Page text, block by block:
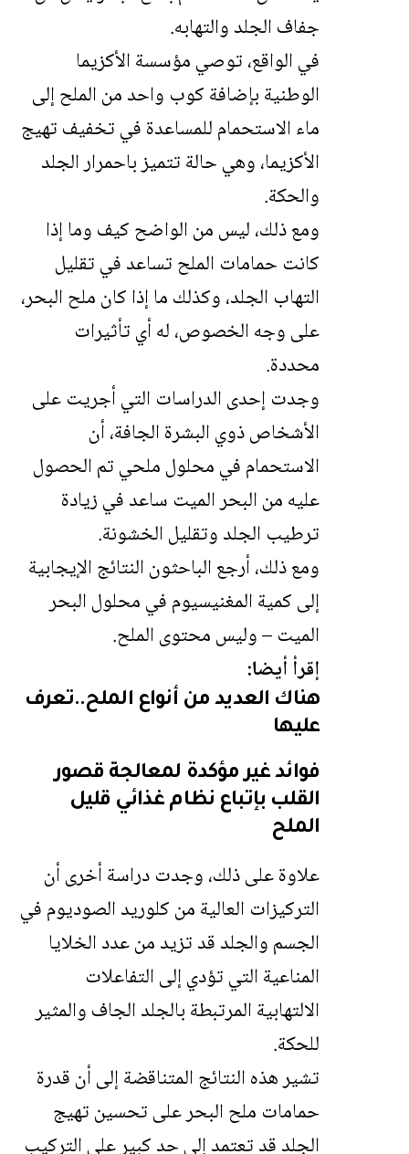
جفاف الجلد والتهابه.
في الواقع، توصي مؤسسة الأكزيما
الوطنية بإضافة كوب واحد من الملح إلى
ماء الاستحمام للمساعدة في تخفيف تهيج
الأكزيما، وهي حالة تتميز باحمرار الجلد
والحكة.
ومع ذلك، ليس من الواضح كيف وما إذا
كانت حمامات الملح تساعد في تقليل
التهاب الجلد، وكذلك ما إذا كان ملح البحر،
على وجه الخصوص، له أي تأثيرات
محددة.
وجدت إحدى الدراسات التي أجريت على
الأشخاص ذوي البشرة الجافة، أن
الاستحمام في محلول ملحي تم الحصول
عليه من البحر الميت ساعد في زيادة
ترطيب الجلد وتقليل الخشونة.
ومع ذلك، أرجع الباحثون النتائج الإيجابية
إلى كمية المغنيسيوم في محلول البحر
الميت – وليس محتوى الملح.
إقرأ أيضا:
هناك العديد من أنواع الملح..تعرف
عليها
فوائد غير مؤكدة لمعالجة قصور
القلب بإتباع نظام غذائي قليل
الملح
علاوة على ذلك، وجدت دراسة أخرى أن
التركيزات العالية من كلوريد الصوديوم في
الجسم والجلد قد تزيد من عدد الخلايا
المناعية التي تؤدي إلى التفاعلات
الالتهابية المرتبطة بالجلد الجاف والمثير
للحكة.
تشير هذه النتائج المتناقضة إلى أن قدرة
حمامات ملح البحر على تحسين تهيج